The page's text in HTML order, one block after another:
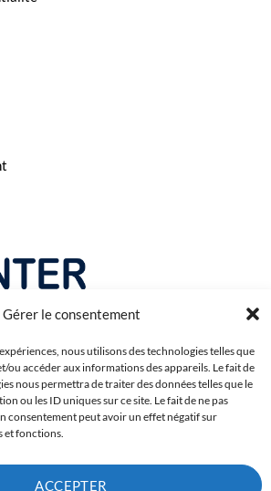
Gérer le consentement
nous utilisons des technologies telles que
ou accéder aux informations des appareils. Le fait de
nous permettra de traiter des données telles que le
ou les ID uniques sur ce site. Le fait de ne pas
consentement peut avoir un effet négatif sur
et fonctions.
ACCEPTER
© Inkcenter - Webdesign byMedia84